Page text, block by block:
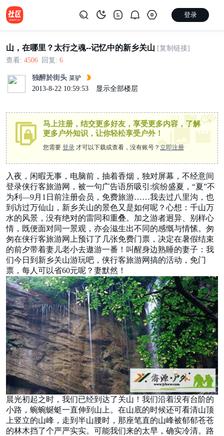
登录
山，在哪里？太行之魂--记忆中的新乡关山 [复制链接]
查看: 4506 回复: 6
独醉於街头 菜驴
2013-8-22 10:59:53 显示全部楼层
马上注册，结交更多好友，享受更多内容，了解
更多户外知识，让你轻松享受户外！
您需要 登录 才可以下载或查看，没有账号？立即注册
×
入夜，闲暇无事，电脑前，抽着香烟，独对屏幕，不经意间
登录侠行客旅游网，被一句广告语所吸引:缤纷盛夏，“夏”不
为利—9月1日前注册会员，免费旅游……我去过八里沟，也
到访过万仙山，新乡关山的景色又是如何呢？心想：千山万
水的风景，没有绝对的雷同和重叠。加之游者迥异、别样心
情，既便面对同一景观，亦会滋生出不同的感慨与情愫。匆
匆在侠行客旅游网上预订了几张免费门票，决定在暑假结束
的前夕带着妻儿老小去遨游一番！叫醒身边熟睡的妻子：我
们今日到新乡关山游玩吧，侠行客旅游网搞的活动，免门
票，每人可以省60元呢？妻默然！
晨光初起之时，我们已经到达了关山！我们沿着没有台阶的
小路，蜿蜿蜒蜓一直伸到山上。在山底的时候还可看清山顶
上竖立的山峰，走到半山腰时，那座笔直的山峰被郁郁苍苍
的林木挡了个严严实实。可能我们来的太早，确实冷清。路